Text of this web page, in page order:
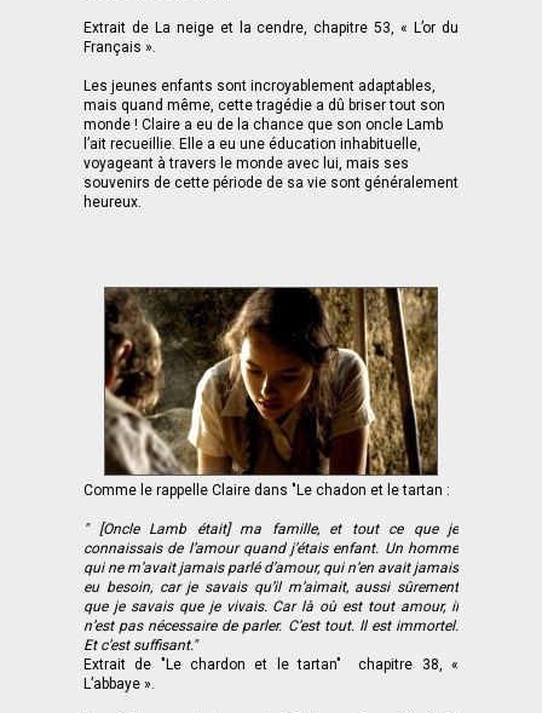
Extrait de La neige et la cendre, chapitre 53, « L’or du
Français ».
Les jeunes enfants sont incroyablement adaptables,
mais quand même, cette tragédie a dû briser tout son
monde ! Claire a eu de la chance que son oncle Lamb
l’ait recueillie. Elle a eu une éducation inhabituelle,
voyageant à travers le monde avec lui, mais ses
souvenirs de cette période de sa vie sont généralement
heureux.
Comme le rappelle Claire dans "Le chadon et le tartan :
" [Oncle Lamb était] ma famille, et tout ce que je
connaissais de l’amour quand j’étais enfant. Un homme
qui ne m’avait jamais parlé d’amour, qui n’en avait jamais
eu besoin, car je savais qu’il m’aimait, aussi sûrement
que je savais que je vivais. Car là où est tout amour, il
n’est pas nécessaire de parler. C’est tout. Il est immortel.
Et c’est suffisant."
Extrait de "Le chardon et le tartan" chapitre 38, «
L’abbaye ».